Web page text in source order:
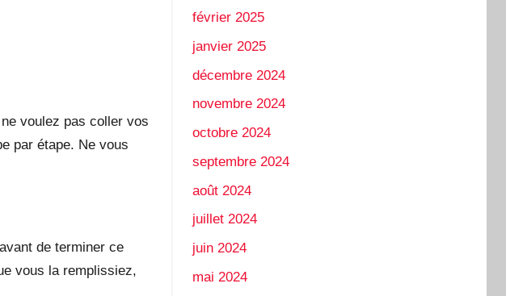
voulez pas coller vos
par étape. Ne vous
de terminer ce
vous la remplissiez,
février 2025
janvier 2025
décembre 2024
novembre 2024
octobre 2024
septembre 2024
août 2024
juillet 2024
juin 2024
mai 2024